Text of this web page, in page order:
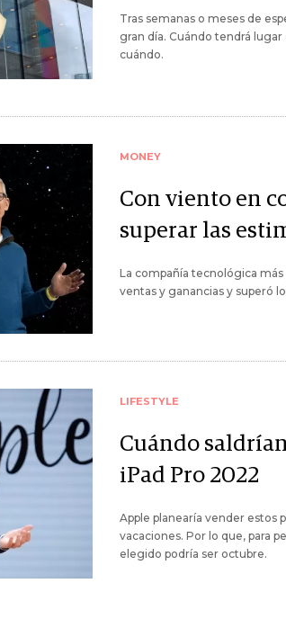
Tras semanas o meses de
gran día. Cuándo tendrá
cuándo.
MONEY
Con viento en
superar las
La compañía tecnológica
ventas y ganancias y superó
LIFESTYLE
Cuándo
iPad Pro 2022
Apple planearía vender estos
vacaciones. Por lo que, para
elegido podría ser octubre.